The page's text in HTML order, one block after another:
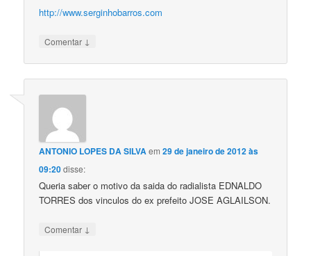
http://www.serginhobarros.com
Comentar ↓
ANTONIO LOPES DA SILVA em29 de janeiro de 2012 às
09:20disse:
Queria saber o motivo da saida do radialista EDNALDO
TORRES dos vinculos do ex prefeito JOSE AGLAILSON.
Comentar ↓